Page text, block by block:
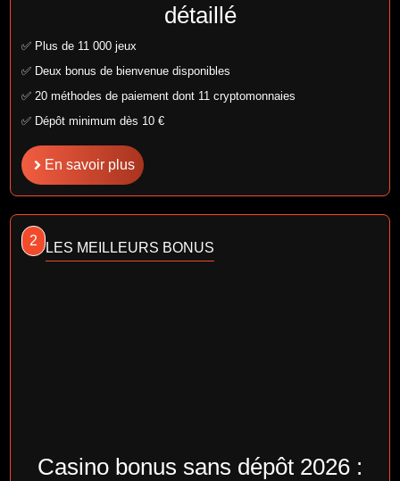
détaillé
✅ Plus de 11 000 jeux
✅ Deux bonus de bienvenue disponibles
✅ 20 méthodes de paiement dont 11 cryptomonnaies
✅ Dépôt minimum dès 10 €
En savoir plus
2 LES MEILLEURS BONUS
Casino bonus sans dépôt 2026 :